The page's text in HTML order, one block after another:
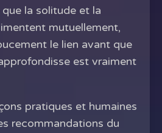
que la solitude et la
mutuellement,
le lien avant que
est vraiment
pratiques et humaines
recommandations du